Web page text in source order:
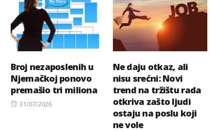
Broj nezaposlenih u
Njemačkoj ponovo
premašio tri miliona
Posted
31/07/2026
Ne daju otkaz, ali
nisu srećni: Novi
trend na tržištu rada
otkriva zašto ljudi
ostaju na poslu koji
ne vole